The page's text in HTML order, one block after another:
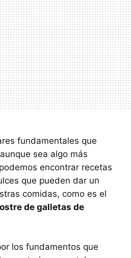
fundamentales que
sea algo más
encontrar recetas
que pueden dar un
comidas, como es el
de galletas de
los fundamentos que